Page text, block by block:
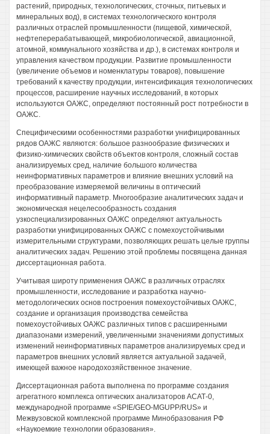
растений, природных, технологических, сточных, питьевых и
минеральных вод), в системах технологического контроля
различных отраслей промышленности (пищевой, химической,
нефтеперерабатывающей, микробиологической, авиационной,
атомной, коммунального хозяйства и др.), в системах контроля и
управления качеством продукции. Развитие промышленности
(увеличение объемов и номенклатуры товаров), повышение
требований к качеству продукции, интенсификация технологических
процессов, расширение научных исследований, в которых
используются ОАЖС, определяют постоянный рост потребности в
ОАЖС.
Специфическими особенностями разработки унифицированных
рядов ОАЖС являются: большое разнообразие физических и
физико-химических свойств объектов контроля, сложный состав
анализируемых сред, наличие большого количества
неинформативных параметров и влияние внешних условий на
преобразование измеряемой величины в оптический
информативный параметр. Многообразие аналитических задач и
экономическая нецелесообразность создания
узкоспециализированных ОАЖС определяют актуальность
разработки унифицированных ОАЖС с помехоустойчивыми
измерительными структурами, позволяющих решать целые группы
аналитических задач. Решению этой проблемы посвящена данная
диссертационная работа.
Учитывая широту применения ОАЖС в различных отраслях
промышленности, исследование и разработка научно-
методологических основ построения помехоустойчивых ОАЖС,
создание и организация производства семейства
помехоустойчивых ОАЖС различных типов с расширенными
диапазонами измерений, увеличенными значениями допустимых
изменений неинформативных параметров анализируемых сред и
параметров внешних условий является актуальной задачей,
имеющей важное народохозяйственное значение.
Диссертационная работа выполнена по программе создания
агрегатного комплекса оптических анализаторов АСАТ-0,
международной программе «SPIE/GEO-MGUPP/RUS» и
Межвузовской комплексной программе Минобразования РФ
«Наукоемкие технологии образования».